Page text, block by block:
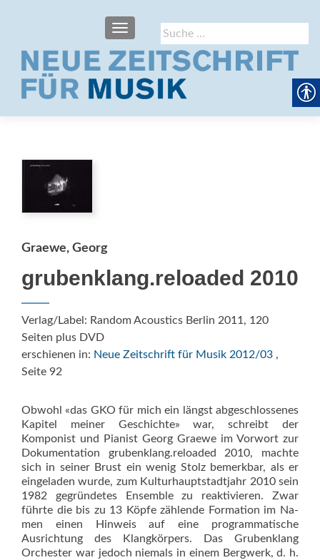
Suche
nach:
SCHALTE NAVIGATION
Graewe, Georg
grubenklang.reloaded 2010
Verlag/Label: Random Acoustics Berlin 2011, 120
Seiten plus DVD
erschienen in: Neue Zeitschrift für Musik 2012/03 ,
Seite 92
Obwohl «das GKO für mich ein längst abgeschlossenes
Kapitel meiner Geschichte» war, schreibt der
Komponist und Pianist Georg Graewe im Vorwort zur
Dokumentation grubenklang.reloaded 2010, machte
sich in seiner Brust ein wenig Stolz bemerkbar, als er
eingeladen wurde, zum Kulturhauptstadtjahr 2010 sein
1982 gegründetes Ensemble zu reaktivieren. Zwar
führte die bis zu 13 Köpfe zählende Formation im Na­
men einen Hinweis auf eine program­matische
Ausrichtung des Klangkörpers. Das Grubenklang
Orchester war jedoch niemals in einem Bergwerk, d. h.